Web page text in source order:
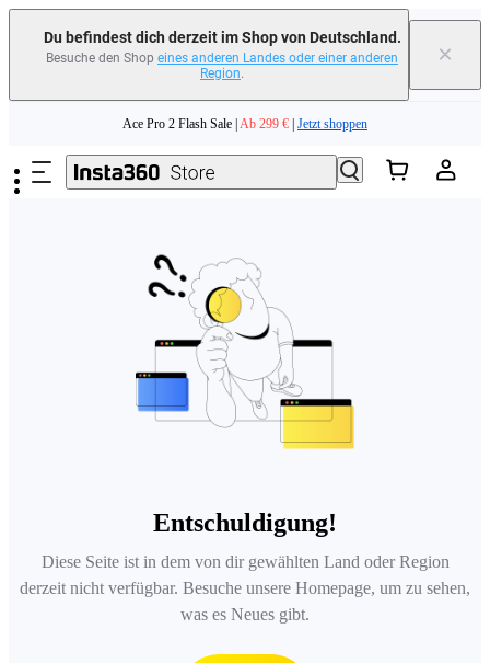
Du befindest dich derzeit im Shop von Deutschland.
Besuche den Shop eines anderen Landes oder einer anderen
Region.
×
Need shopping help? |
Ace Pro 2 Flash Sale | Ab 299 € Jetzt shoppen
Entschuldigung!
Diese Seite ist in dem von dir gewählten Land oder Region
derzeit nicht verfügbar. Besuche unsere Homepage, um zu sehen,
was es Neues gibt.